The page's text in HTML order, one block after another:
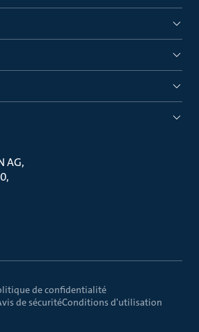
AG
de confidentialité
de sécuritéConditions d'utilisation